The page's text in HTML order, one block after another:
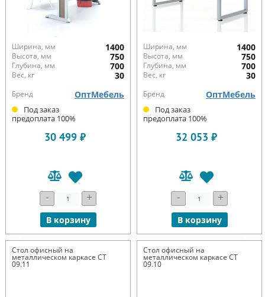
Ширина, мм 1400
Высота, мм 750
Глубина, мм 700
Вес, кг 30
Бренд ОптМебель
Под заказ
предоплата 100%
30 499 ₽
- +
В корзину
Ширина, мм 1400
Высота, мм 750
Глубина, мм 700
Вес, кг 30
Бренд ОптМебель
Под заказ
предоплата 100%
32 053 ₽
- +
В корзину
Стол офисный на
металлическом каркасе СТ
09.11
Стол офисный на
металлическом каркасе СТ
09.10